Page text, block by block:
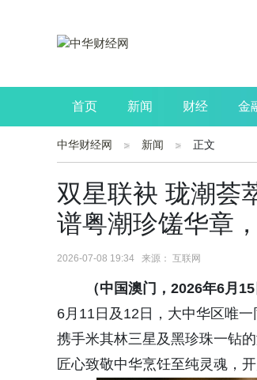
首页 新闻 财经 金
公司 生活 读书
中华财经网 新闻 正文
双星联袂 珑潮荟
谱粤潮珍馐华章
2026-07-08 19:34 来源： 互联网
（中国澳门，2026年6月 15
6月11日及12日，大中华区唯
携手米其林三星及黑珍珠一钻
匠心致敬中华烹饪至纯灵魂，